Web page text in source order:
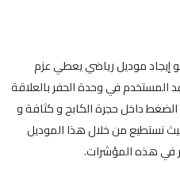
موديل رياضي يعطي عزم
المستخدم في وحدة الحفر بالعلاقة
داخل حجرة الكابح و كثافة و
نستطيع من خلال هذا الموديل
في هذه المؤشرات.